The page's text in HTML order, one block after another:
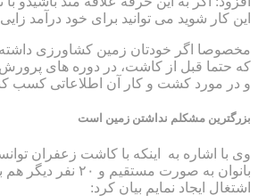
این کار شوید می توانید برای خود درآمد زایی
مخصوصا اگر خودتان زمین کشاورزی
که حتما قبل از کاشت، در دوره های
و در مورد کشت و کار آن اطلاعاتی کسب
بزرگترین مشکلم نداشتن زمین است
بانوان به صورت
اشتغال ایجاد نمایم بیان کرد: